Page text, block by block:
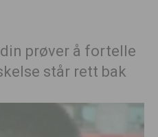
prøver å fortelle
står rett bak